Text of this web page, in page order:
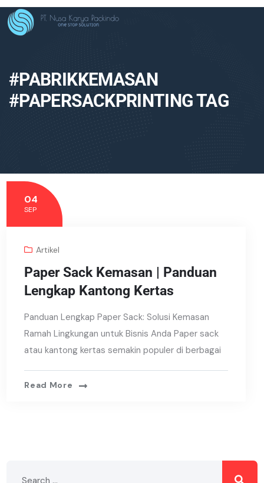
#PABRIKKEMASAN
#PAPERSACKPRINTING TAG
04
SEP
Artikel
Paper Sack Kemasan | Panduan
Lengkap Kantong Kertas
Panduan Lengkap Paper Sack: Solusi Kemasan
Ramah Lingkungan untuk Bisnis Anda Paper sack
atau kantong kertas semakin populer di berbagai
Read More